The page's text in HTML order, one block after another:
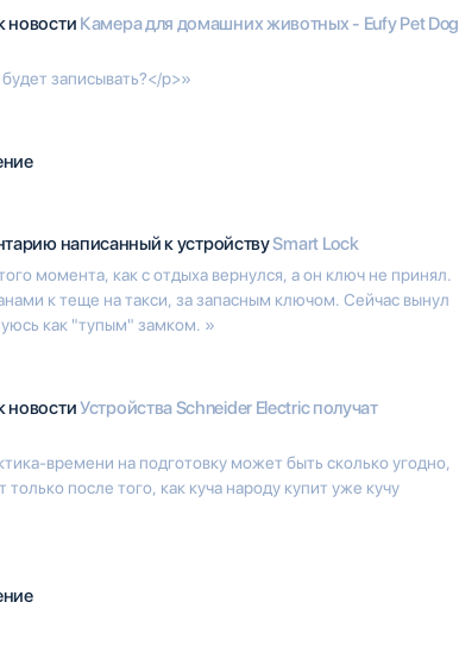
новости Камера для домашних животных - Eufy Pet Dog
записывать?</p>»
написанный к устройствуSmart Lock
момента, как с отдыха вернулся, а он ключ не принял.
к теще на такси, за запасным ключом. Сейчас вынул
как "тупым" замком. »
новостиУстройства Schneider Electric получат
времени на подготовку может быть сколько угодно,
только после того, как куча народу купит уже кучу